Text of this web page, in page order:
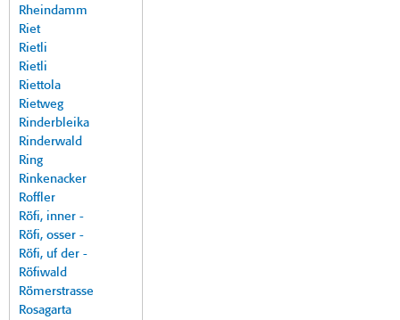
Rheindamm
Riet
Rietli
Rietli
Riettola
Rietweg
Rinderbleika
Rinderwald
Ring
Rinkenacker
Roffler
Röfi, inner -
Röfi, osser -
Röfi, uf der -
Röfiwald
Römerstrasse
Rosagarta